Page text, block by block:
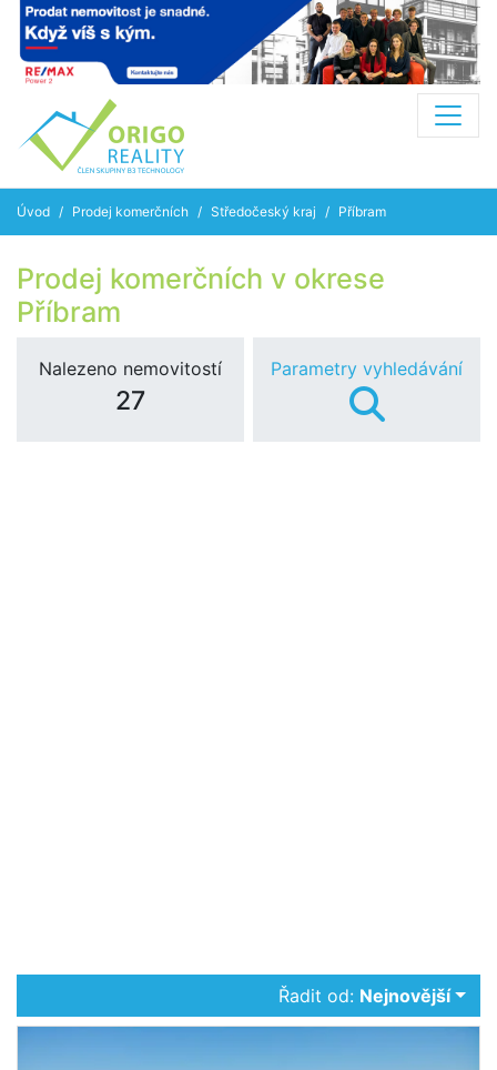
Úvod Prodej komerčních Středočeský kraj Příbram
Prodej komerčních v okrese
Příbram
Nalezeno nemovitostí
27
Parametry vyhledávání
Řadit od: Nejnovější